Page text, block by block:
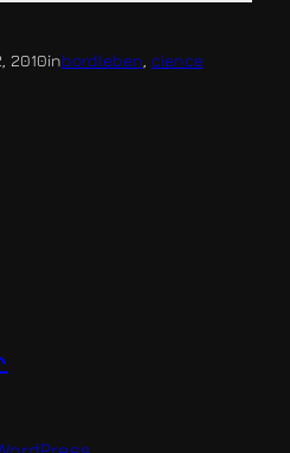
2010inbordleben cience